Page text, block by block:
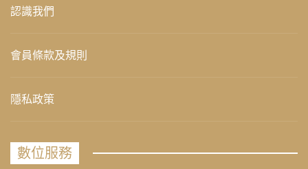
認識我們
會員條款及規則
隱私政策
數位服務